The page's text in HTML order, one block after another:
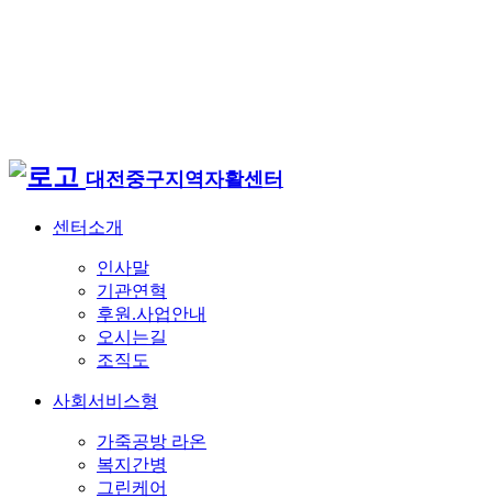
대전중구지역자활센터
센터소개
인사말
기관연혁
후원.사업안내
오시는길
조직도
사회서비스형
가죽공방 라온
복지간병
그린케어